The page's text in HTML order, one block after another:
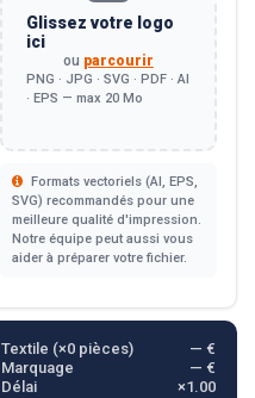
Glissez votre logo
ici
ou parcourir
PNG · JPG · SVG · PDF · AI
· EPS — max 20 Mo
Formats vectoriels (AI, EPS,
SVG) recommandés pour une
meilleure qualité d'impression.
Notre équipe peut aussi vous
aider à préparer votre fichier.
Textile (×0pièces)
— €
Marquage
— €
Délai
×1.00